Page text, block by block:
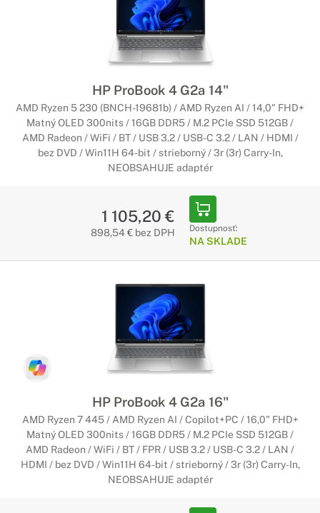
HP ProBook 4 G2a 14"
AMD Ryzen 5 230 (BNCH-19681b) / AMD Ryzen AI / 14,0" FHD+
Matný OLED 300nits / 16GB DDR5 / M.2 PCIe SSD 512GB /
AMD Radeon / WiFi / BT / USB 3.2 / USB-C 3.2 / LAN / HDMI /
bez DVD / Win11H 64-bit / strieborný / 3r (3r) Carry-In,
NEOBSAHUJE adaptér
1 105,20 €
898,54 € bez DPH Dostupnosť:
NA SKLADE
HP ProBook 4 G2a 16"
AMD Ryzen 7 445 / AMD Ryzen AI / Copilot+PC / 16,0" FHD+
Matný OLED 300nits / 16GB DDR5 / M.2 PCIe SSD 512GB /
AMD Radeon / WiFi / BT / FPR / USB 3.2 / USB-C 3.2 / LAN /
HDMI / bez DVD / Win11H 64-bit / strieborný / 3r (3r) Carry-In,
NEOBSAHUJE adaptér